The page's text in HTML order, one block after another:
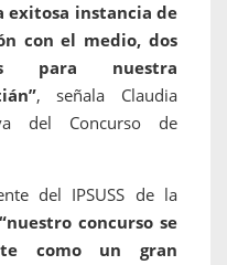
exitosa instancia de
con el medio, dos
para nuestra
, señala Claudia
del Concurso de
del IPSUSS de la
“nuestro concurso se
como un gran